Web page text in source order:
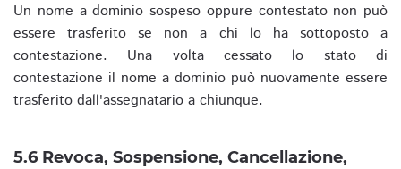
Un nome a dominio sospeso oppure contestato non può
essere trasferito se non a chi lo ha sottoposto a
contestazione. Una volta cessato lo stato di
contestazione il nome a dominio può nuovamente essere
trasferito dall'assegnatario a chiunque.
5.6 Revoca, Sospensione, Cancellazione,